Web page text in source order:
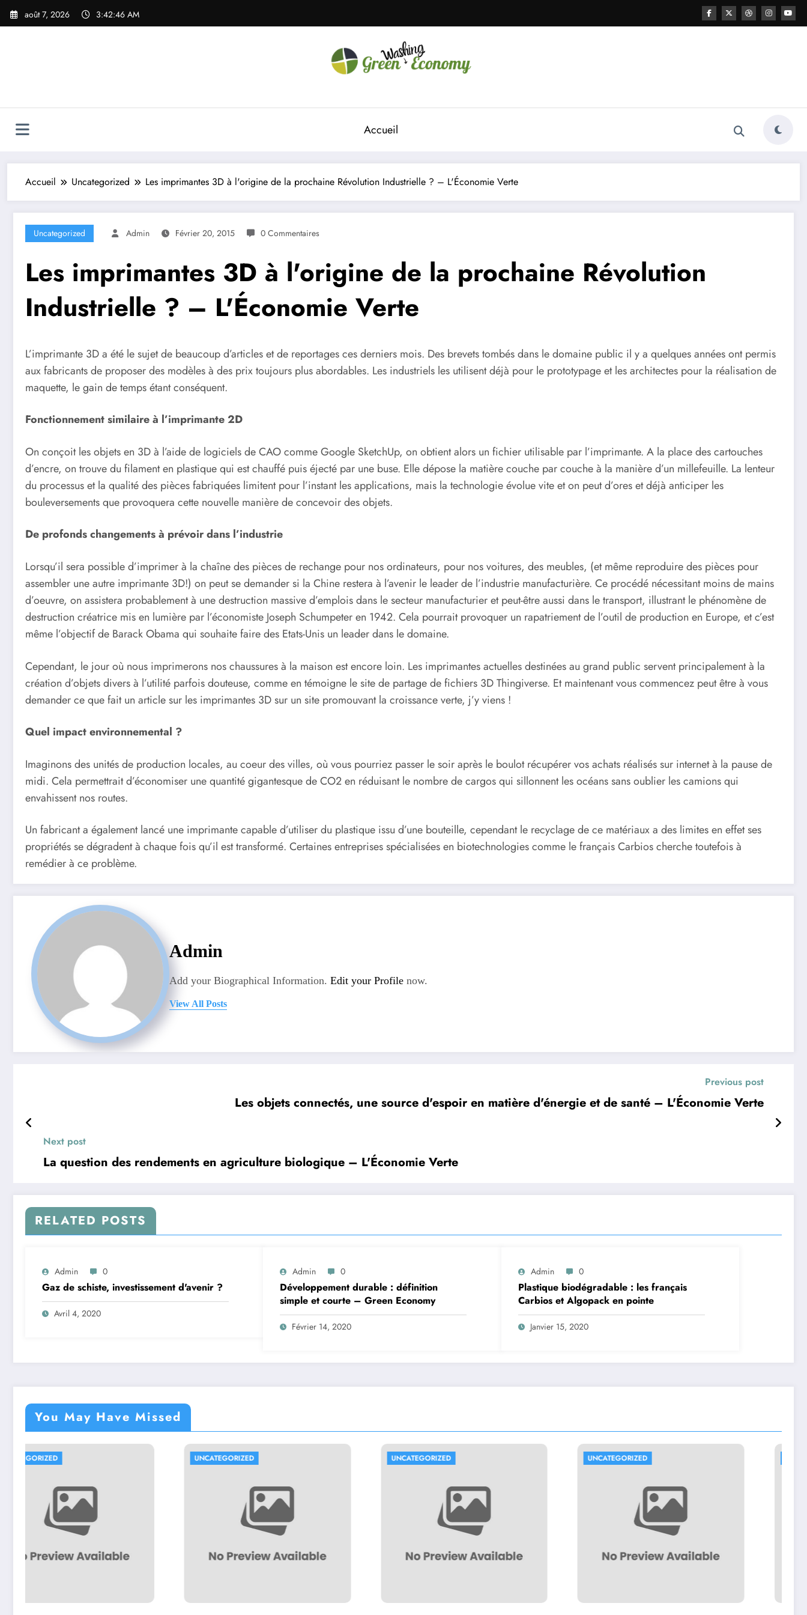
Aller
août 7, 2026 3:42:47 AM
Green Economy
Accueil
Accueil Uncategorized Les imprimantes 3D à l'origine de la prochaine Révolution Industrielle ? – L'Économie Verte
Uncategorized Admin Février 20, 2015 0 Commentaires
Les imprimantes 3D à l'origine de la prochaine Révolution
Industrielle ? – L'Économie Verte
L’imprimante 3D a été le sujet de beaucoup d’articles et de reportages ces derniers mois. Des brevets tombés dans le domaine public il y a quelques années ont permis
aux fabricants de proposer des modèles à des prix toujours plus abordables. Les industriels les utilisent déjà pour le prototypage et les architectes pour la réalisation de
maquette, le gain de temps étant conséquent.
Fonctionnement similaire à l’imprimante 2D
On conçoit les objets en 3D à l’aide de logiciels de CAO comme Google SketchUp, on obtient alors un fichier utilisable par l’imprimante. A la place des cartouches
d’encre, on trouve du filament en plastique qui est chauffé puis éjecté par une buse. Elle dépose la matière couche par couche à la manière d’un millefeuille. La lenteur
du processus et la qualité des pièces fabriquées limitent pour l’instant les applications, mais la technologie évolue vite et on peut d’ores et déjà anticiper les
bouleversements que provoquera cette nouvelle manière de concevoir des objets.
De profonds changements à prévoir dans l’industrie
Lorsqu’il sera possible d’imprimer à la chaîne des pièces de rechange pour nos ordinateurs, pour nos voitures, des meubles, (et même reproduire des pièces pour
assembler une autre imprimante 3D!) on peut se demander si la Chine restera à l’avenir le leader de l’industrie manufacturière. Ce procédé nécessitant moins de mains
d’oeuvre, on assistera probablement à une destruction massive d’emplois dans le secteur manufacturier et peut-être aussi dans le transport, illustrant le phénomène de
destruction créatrice mis en lumière par l’économiste Joseph Schumpeter en 1942. Cela pourrait provoquer un rapatriement de l’outil de production en Europe, et c’est
même l’objectif de Barack Obama qui souhaite faire des Etats-Unis un leader dans le domaine.
Cependant, le jour où nous imprimerons nos chaussures à la maison est encore loin. Les imprimantes actuelles destinées au grand public servent principalement à la
création d’objets divers à l’utilité parfois douteuse, comme en témoigne le site de partage de fichiers 3D Thingiverse. Et maintenant vous commencez peut être à vous
demander ce que fait un article sur les imprimantes 3D sur un site promouvant la croissance verte, j’y viens !
Quel impact environnemental ?
Imaginons des unités de production locales, au coeur des villes, où vous pourriez passer le soir après le boulot récupérer vos achats réalisés sur internet à la pause de
midi. Cela permettrait d’économiser une quantité gigantesque de CO2 en réduisant le nombre de cargos qui sillonnent les océans sans oublier les camions qui
envahissent nos routes.
Un fabricant a également lancé une imprimante capable d’utiliser du plastique issu d’une bouteille, cependant le recyclage de ce matériaux a des limites en effet ses
propriétés se dégradent à chaque fois qu’il est transformé. Certaines entreprises spécialisées en biotechnologies comme le français Carbios cherche toutefois à
remédier à ce problème.
Admin
Add your Biographical Information. Edit your Profile now.
View All Posts
Previous post
Les objets connectés, une source d'espoir en matière d'énergie et de santé – L'Économie Verte
Next post
La question des rendements en agriculture biologique – L'Économie Verte
RELATED POSTS
Admin 0
Gaz de schiste, investissement d'avenir ?
Avril 4, 2020
Admin 0
Développement durable : définition
simple et courte – Green Economy
Février 14, 2020
Admin 0
Plastique biodégradable : les français
Carbios et Algopack en pointe
Janvier 15, 2020
You May Have Missed